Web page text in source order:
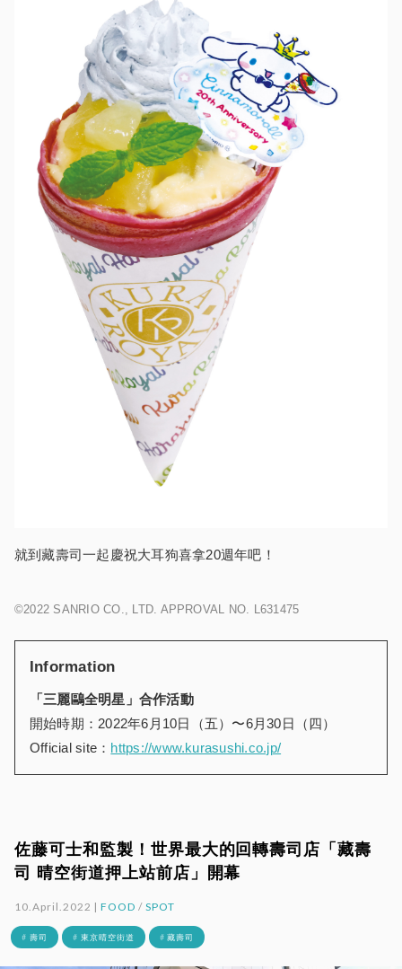
就到藏壽司一起慶祝大耳狗喜拿20週年吧！
©2022 SANRIO CO., LTD. APPROVAL NO. L631475
Information
「三麗鷗全明星 」 合作活動
開始時期：2022年6月10日（五）〜6月30日（四）
Official site： https://www.kurasushi.co.jp/
佐藤可士和監製！世界最大的回轉壽司店「藏壽
司 晴空街道押上站前店」開幕
10.April.2022 |FOOD /SPOT
# 壽司 # 東京晴空街道 # 藏壽司